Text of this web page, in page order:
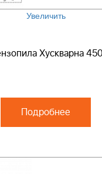
Увеличить
Хускварна
Подробнее